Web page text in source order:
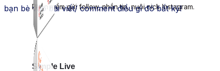
Simple Live
Phần mềm gửi follow, nhắn tin, nuôi nick Instagram.
bạn bè vào bài viết/ comment điều gì đó bất kỳ!